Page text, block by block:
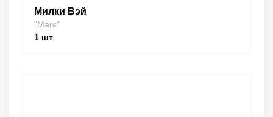
Милки Вэй
"Mars"
1 шт